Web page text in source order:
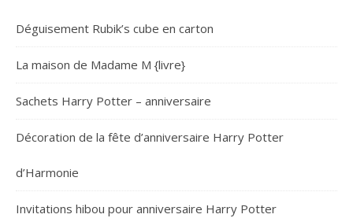
Déguisement Rubik’s cube en carton
La maison de Madame M {livre}
Sachets Harry Potter – anniversaire
Décoration de la fête d’anniversaire Harry Potter
d’Harmonie
Invitations hibou pour anniversaire Harry Potter